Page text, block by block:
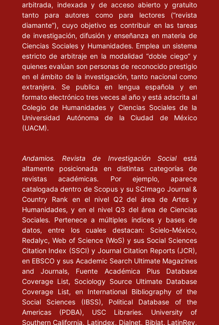
arbitrada, indexada y de acceso abierto y gratuito
tanto para autores como para lectores (“revista
diamante”), cuyo objetivo es contribuir en las tareas
de investigación, difusión y enseñanza en materia de
Ciencias Sociales y Humanidades. Emplea un sistema
estricto de arbitraje en la modalidad “doble ciego” y
quienes evalúan son personas de reconocido prestigio
en el ámbito de la investigación, tanto nacional como
extranjera. Se publica en lengua española y en
formato electrónico tres veces al año y está adscrita al
Colegio de Humanidades y Ciencias Sociales de la
Universidad Autónoma de la Ciudad de México
(UACM).
Andamios. Revista de Investigación Socialestá
altamente posicionada en distintas categorías de
revistas académicas. Por ejemplo, aparece
catalogada dentro de Scopus y su SCImago Journal &
Country Rank en el nivel Q2 del área de Artes y
Humanidades, y en el nivel Q3 del área de Ciencias
Sociales. Pertenece a múltiples índices y bases de
datos, entre los cuales destacan: Scielo-México,
Redalyc, Web of Science (WoS) y sus Social Sciences
Citation Index (SSCI) y Journal Citation Reports (JCR),
en EBSCO y sus Academic Search Ultimate Magazines
and Journals, Fuente Académica Plus Database
Coverage List, Sociology Source Ultimate Database
Coverage List, en International Bibliography of the
Social Sciences (IBSS), Political Database of the
Americas (PDBA), USC Libraries. University of
Southern California, Latindex, Dialnet, Biblat, LatinRev,